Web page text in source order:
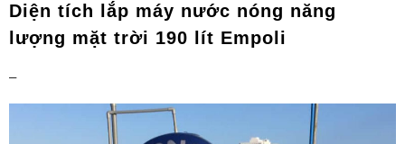
Diện tích lắp máy nước nóng năng
lượng mặt trời 190 lít Empoli
–